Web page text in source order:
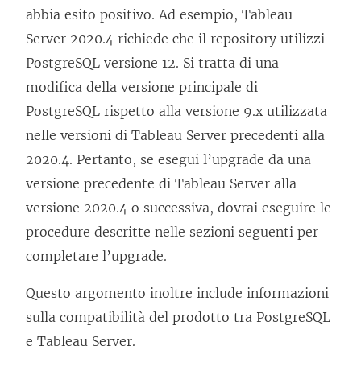
abbia esito positivo. Ad esempio, Tableau
Server 2020.4 richiede che il repository utilizzi
PostgreSQL versione 12. Si tratta di una
modifica della versione principale di
PostgreSQL rispetto alla versione 9.x utilizzata
nelle versioni di Tableau Server precedenti alla
2020.4. Pertanto, se esegui l’upgrade da una
versione precedente di Tableau Server alla
versione 2020.4 o successiva, dovrai eseguire le
procedure descritte nelle sezioni seguenti per
completare l’upgrade.
Questo argomento inoltre include informazioni
sulla compatibilità del prodotto tra PostgreSQL
e Tableau Server.